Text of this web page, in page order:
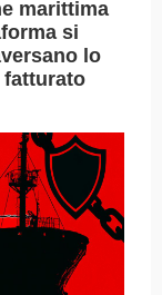
marittima
si
lo
fatturato